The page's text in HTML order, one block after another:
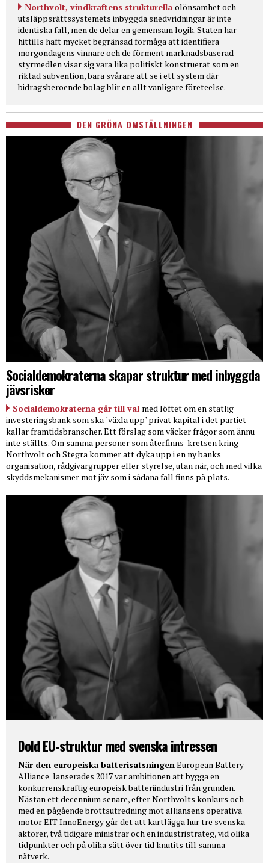
Northvolt, vindkraftens strukturella olönsamhet och
utsläppsrättssystemets inbyggda snedvridningar är inte
identiska fall, men de delar en gemensam logik. Staten har
hittills haft mycket begränsad förmåga att identifiera
morgondagens vinnare och de förment marknadsbaserad
styrmedlen visar sig vara lika politiskt konstruerat som en
riktad subvention, bara svårare att se i ett system där
bidragsberoende bolag blir en allt vanligare företeelse.
DEN GRÖNA OMSTÄLLNINGEN
Socialdemokraterna skapar struktur med inbyggda
jävsrisker
Socialdemokraterna går till val med löftet om en statlig
investeringsbank som ska "växla upp" privat kapital i det partiet
kallar framtidsbranscher. Ett förslag som väcker frågor som ännu
inte ställts. Om samma personer som återfinns kretsen kring
Northvolt och Stegra kommer att dyka upp i en ny banks
organisation, rådgivargrupper eller styrelse, utan när, och med vilka
skyddsmekanismer mot jäv som i sådana fall finns på plats.
Dold EU-struktur med svenska intressen
När den europeiska batterisatsningenEuropean Battery
Alliance lanserades 2017 var ambitionen att bygga en
konkurrenskraftig europeisk batteriindustri från grunden.
Nästan ett decennium senare, efter Northvolts konkurs och
med en pågående brottsutredning mot alliansens operativa
motor EIT InnoEnergy går det att kartlägga hur tre svenska
aktörer, två tidigare ministrar och en industristrateg, vid olika
tidpunkter och på olika sätt över tid knutits till samma
nätverk.